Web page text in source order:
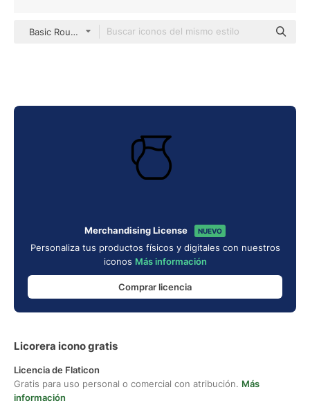
Basic Rounded Lineal
Merchandising License NUEVO
Personaliza tus productos físicos y digitales con nuestros
iconos Más información
Comprar licencia
Licorera icono gratis
Licencia de Flaticon
Gratis para uso personal o comercial con atribución. Más
información